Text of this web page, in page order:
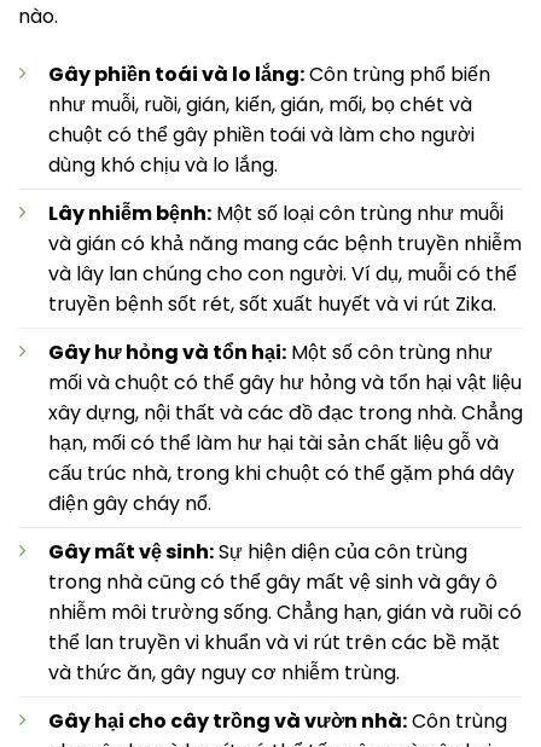
nào.
Gây phiền toái và lo lắng:Côn trùng phổ biến
như muỗi, ruồi, gián, kiến, gián, mối, bọ chét và
chuột có thể gây phiền toái và làm cho người
dùng khó chịu và lo lắng.
Lây nhiễm bệnh: Một số loại côn trùng như muỗi
và gián có khả năng mang các bệnh truyền nhiễm
và lây lan chúng cho con người. Ví dụ, muỗi có thể
truyền bệnh sốt rét, sốt xuất huyết và vi rút Zika.
Gây hư hỏng và tổn hại: Một số côn trùng như
mối và chuột có thể gây hư hỏng và tổn hại vật liệu
xây dựng, nội thất và các đồ đạc trong nhà. Chẳng
hạn, mối có thể làm hư hại tài sản chất liệu gỗ và
cấu trúc nhà, trong khi chuột có thể gặm phá dây
điện gây cháy nổ.
Gây mất vệ sinh:Sự hiện diện của côn trùng
trong nhà cũng có thể gây mất vệ sinh và gây ô
nhiễm môi trường sống. Chẳng hạn, gián và ruồi có
thể lan truyền vi khuẩn và vi rút trên các bề mặt
và thức ăn, gây nguy cơ nhiễm trùng.
Gây hại cho cây trồng và vườn nhà:Côn trùng